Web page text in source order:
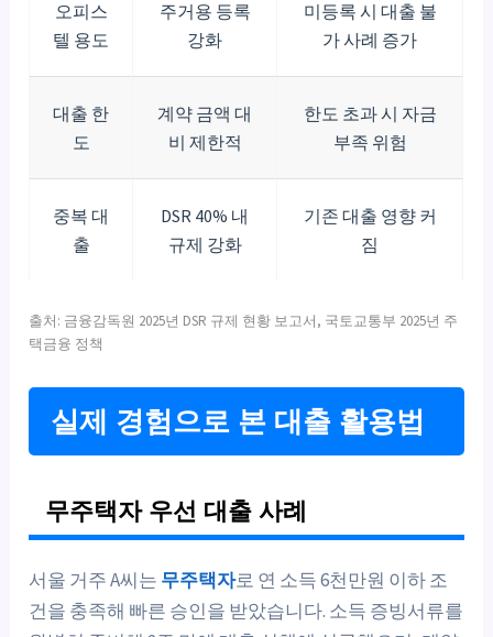
오피스
텔 용도
주거용 등록
강화
미등록 시 대출 불
가 사례 증가
대출 한
도
계약 금액 대
비 제한적
한도 초과 시 자금
부족 위험
중복 대
출
DSR 40% 내
규제 강화
기존 대출 영향 커
짐
출처: 금융감독원 2025년 DSR 규제 현황 보고서, 국토교통부 2025년 주
택금융 정책
실제 경험으로 본 대출 활용법
무주택자 우선 대출 사례
서울 거주 A씨는 무주택자로 연 소득 6천만원 이하 조
건을 충족해 빠른 승인을 받았습니다. 소득 증빙서류를